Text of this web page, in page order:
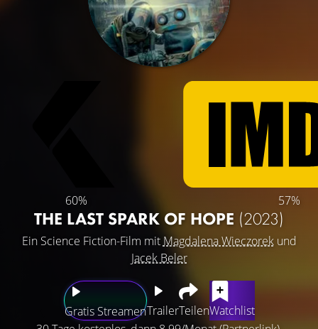
60% 57%
THE LAST SPARK OF HOPE (2023)
Ein Science Fiction-Film mit Magdalena Wieczorekund
Jacek Beler
Gratis StreamenTrailerTeilenWatchlist